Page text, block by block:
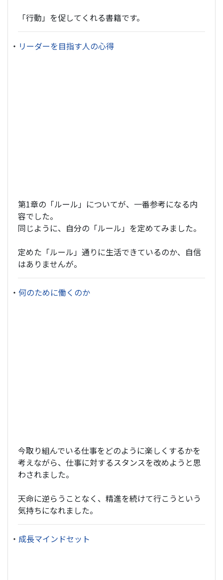
「行動」を促してくれる書籍です。
・ リーダーを目指す人の心得
第1章の「ルール」についてが、一番参考になる内
容でした。
同じように、自分の「ルール」を定めてみました。
定めた「ルール」通りに生活できているのか、自信
はありませんが。
・ 何のために働くのか
今取り組んでいる仕事をどのように楽しくするかを
考えながら、仕事に対するスタンスを改めようと思
わされました。
天命に逆らうことなく、精進を続けて行こうという
気持ちになれました。
・ 成長マインドセット